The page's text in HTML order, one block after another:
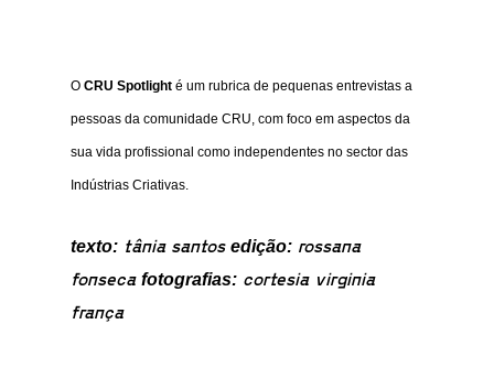
O CRU Spotlight é um rubrica de pequenas entrevistas a
pessoas da comunidade CRU, com foco em aspectos da
sua vida profissional como independentes no sector das
Indústrias Criativas.
texto: tânia santos edição: rossana
fonseca fotografias: cortesia virginia
frança